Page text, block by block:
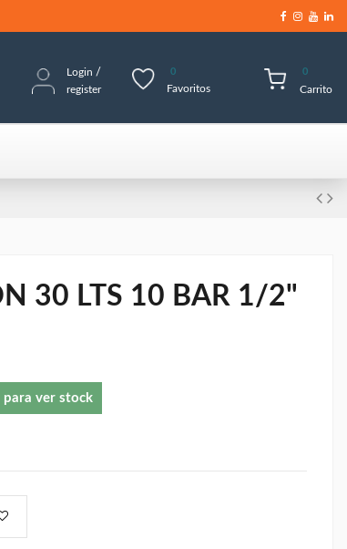
Login /
register
0
Favoritos
0
Carrito
30 LTS 10 BAR 1/2"
para ver stock